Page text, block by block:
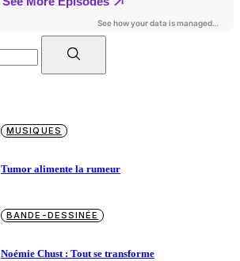
MUSIQUES
Tumor alimente la rumeur
BANDE-DESSINÉE
Noémie Chust : Tout se transforme